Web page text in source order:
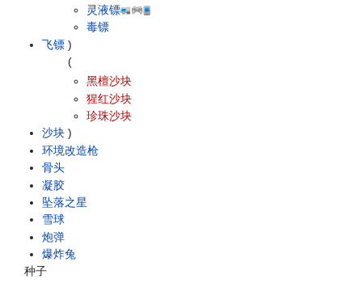
飞镖
灵液镖
毒镖
)
沙块
(
黑檀沙块
猩红沙块
珍珠沙块
)
环境改造枪
骨头
凝胶
坠落之星
雪球
炮弹
爆炸兔
种子